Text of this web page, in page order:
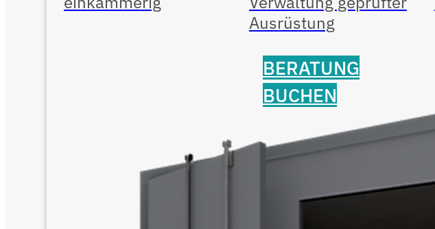
Ausrüstung
BERATUNG
BUCHEN